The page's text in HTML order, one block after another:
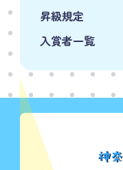
昇級規定
入賞者一覧